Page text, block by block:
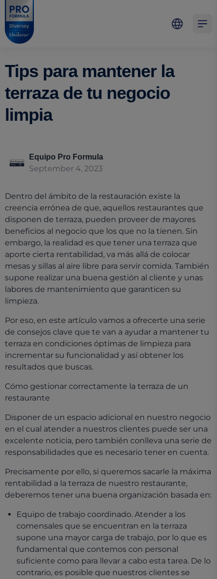
Skip to main content
Skip to navigation
Skip to footer
Pro Formula
Tips para mantener la
terraza de tu negocio
limpia
Equipo Pro Formula
September 4, 2023
Dentro del ámbito de la restauración existe la
creencia errónea de que, aquellos restaurantes que
disponen de terraza, pueden proveer de mayores
beneficios al negocio que los que no la tienen. Sin
embargo, la realidad es que tener una terraza que
aporte cierta rentabilidad, va más allá de colocar
mesas y sillas al aire libre para servir comida. También
supone realizar una buena gestión al cliente y unas
labores de mantenimiento que garanticen su
limpieza.
Por eso, en este artículo vamos a ofrecerte una serie
de consejos clave que te van a ayudar a mantener tu
terraza en condiciones óptimas de limpieza para
incrementar su funcionalidad y así obtener los
resultados que buscas.
Cómo gestionar correctamente la terraza de un
restaurante
Disponer de un espacio adicional en nuestro negocio
en el cual atender a nuestros clientes puede ser una
excelente noticia, pero también conlleva una serie de
responsabilidades que es necesario tener en cuenta.
Precisamente por ello, si queremos sacarle la máxima
rentabilidad a la terraza de nuestro restaurante,
deberemos tener una buena organización basada en:
Equipo de trabajo coordinado. Atender a los
comensales que se encuentran en la terraza
supone una mayor carga de trabajo, por lo que es
fundamental que contemos con personal
suficiente como para llevar a cabo esta tarea. De lo
contrario, es posible que nuestros clientes se